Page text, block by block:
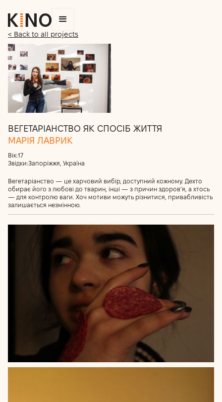
< Back to all projects
ВЕГЕТАРІАНСТВО ЯК СПОСІБ ЖИТТЯ
МАРІЯ ЛАВРИК
Вік:17
Звідки:Запоріжжя, Україна
Вегетаріанство — це харчовий вибір, доступний кожному. Дехто
обирає його з любові до тварин, інші — з причин здоров’я, а хтось
— для контролю ваги. Хоч мотиви можуть різнитися, привабливість
залишається незмінною.